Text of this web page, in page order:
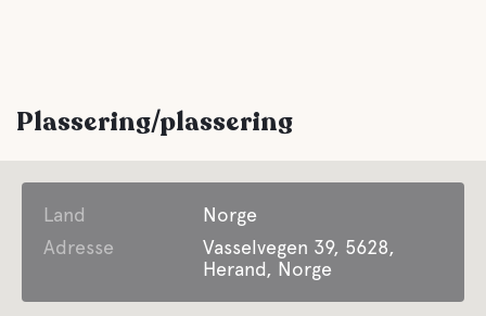
Plassering/plassering
Land
Norge
Adresse
Vasselvegen 39, 5628,
Herand, Norge